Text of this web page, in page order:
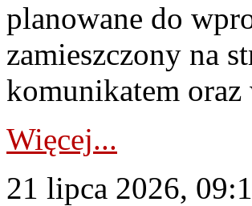
planowane do
zamieszczony na
komunikatem oraz
Więcej...
21 lipca 2026,